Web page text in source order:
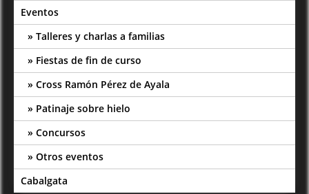
Eventos
Talleres y charlas a familias
Fiestas de fin de curso
Cross Ramón Pérez de Ayala
Patinaje sobre hielo
Concursos
Otros eventos
Cabalgata